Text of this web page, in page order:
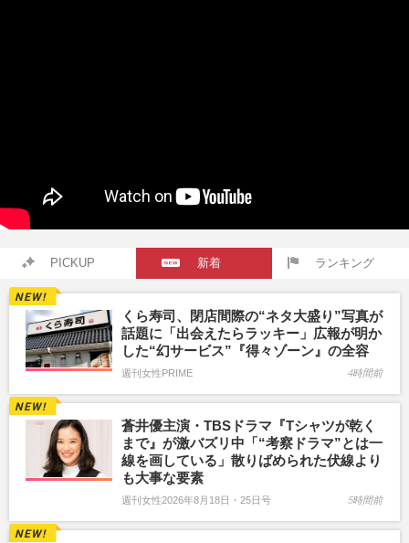
PICKUP 新着 ランキング
くら寿司、閉店間際の“ネタ大盛り”写真が
話題に「出会えたらラッキー」広報が明か
した“幻サービス”『得々ゾーン』の全容
週刊女性PRIME 4時間前
蒼井優主演・TBSドラマ『Tシャツが乾く
まで』が激バズリ中「“考察ドラマ”とは一
線を画している」散りばめられた伏線より
も大事な要素
週刊女性2026年8月18日・25日号 5時間前